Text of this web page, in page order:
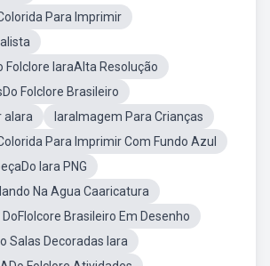
Para Imprimir
Folclore IaraAlta Resolução
Folclore Brasileiro
aIara
IaraImagem Para Crianças
Para Imprimir Com Fundo Azul
Iara PNG
Na Agua Caaricatura
Brasileiro Em Desenho
Salas Decoradas Iara